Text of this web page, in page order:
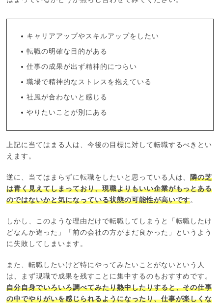
キャリアアップやスキルアップをしたい
転職の明確な目的がある
仕事の成果が出ず精神的につらい
職場で精神的なストレスを抱えている
社風が合わないと感じる
やりたいことが別にある
上記に当てはまる人は、今後の目標に対して転職するべきとい
えます。
逆に、当てはまらずに転職をしたいと思っている人は、隣の芝
は青く見えてしまっており、現職よりもいい企業がもっとある
のではないかと気になっている状態の可能性が高いです。
しかし、このような理由だけで転職してしまうと「転職したけ
どなんか違った」「前の会社の方がまだ良かった」というよう
に失敗してしまいます。
また、転職したいけど特にやってみたいことがないという人
は、まず現職で成果を残すことに集中するのもおすすめです。
自分自身でいろいろ調べてみたり熱中したりすると、その仕事
の中でやりがいを感じられるようになったり、仕事が楽しくな